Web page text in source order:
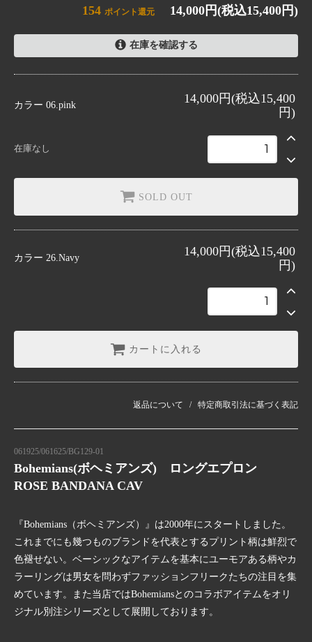
154 ポイント還元 14,000円(税込15,400円)
在庫を確認する
SOLD OUT
カラー 06.pink
14,000円(税込15,400
円)
在庫なし
SOLD OUT
カラー 26.Navy
14,000円(税込15,400
円)
カートに入れる
返品について 特定商取引法に基づく表記
061925/061625/BG129-01
Bohemians(ボヘミアンズ) ロングエプロン
ROSE BANDANA CAV
『Bohemians（ボヘミアンズ）』は2000年にスタートしました。
これまでにも幾つものブランドを代表とするプリント柄は鮮烈で
色褪せない。ベーシックなアイテムを基本にユーモアある柄やカ
ラーリングは男女を問わずファッションフリークたちの注目を集
めています。また当店ではBohemiansとのコラボアイテムをオリ
ジナル別注シリーズとして展開しております。